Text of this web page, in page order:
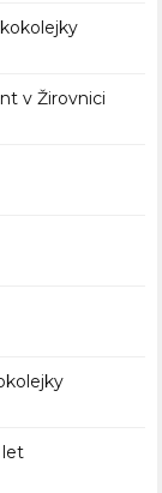
v Žirovnici
let